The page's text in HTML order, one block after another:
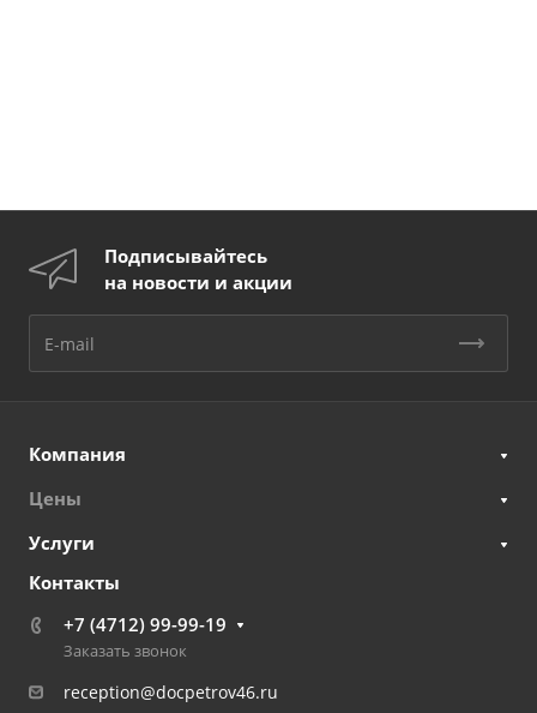
Подписывайтесь
на новости и акции
Компания
Цены
Услуги
Контакты
+7 (4712) 99-99-19
Заказать звонок
reception@docpetrov46.ru